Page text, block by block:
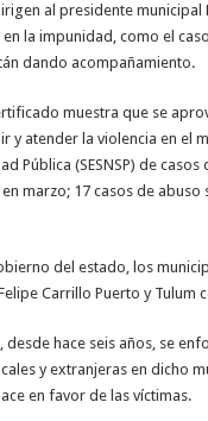
al presidente
la impunidad, como el
dando acompañamiento.
muestra que se
y atender la violencia en el
Pública (SESNSP) de
marzo; 17 casos de abuso
del estado, los
Carrillo Puerto y Tulum
desde hace seis años, se
y extranjeras en dicho
en favor de las víctimas.